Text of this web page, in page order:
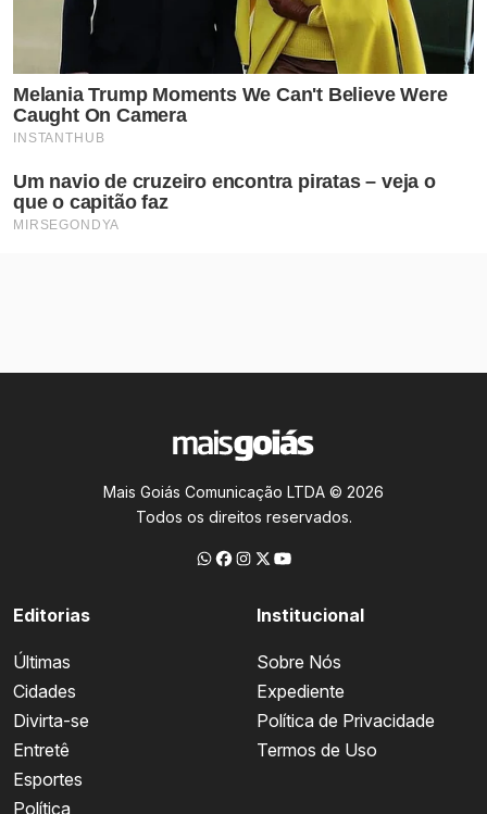
Mais Goiás Comunicação LTDA © 2026
Todos os direitos reservados.
Editorias
Últimas
Cidades
Divirta-se
Entretê
Esportes
Política
Institucional
Sobre Nós
Expediente
Política de Privacidade
Termos de Uso